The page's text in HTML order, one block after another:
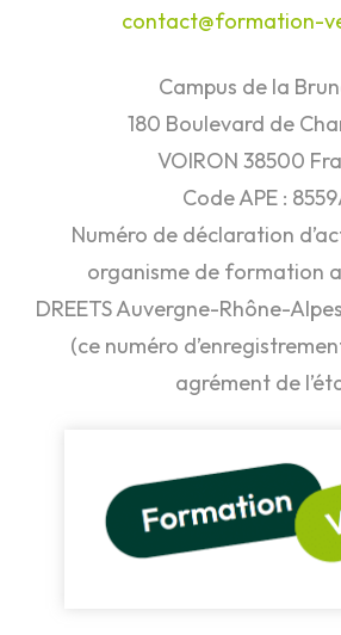
contact@formation-
Campus de la
180 Boulevard de
VOIRON 38500
Code APE :
Numéro de déclaration
organisme de formation
DREETS Auvergne-Rhône-
(ce numéro
agrément de